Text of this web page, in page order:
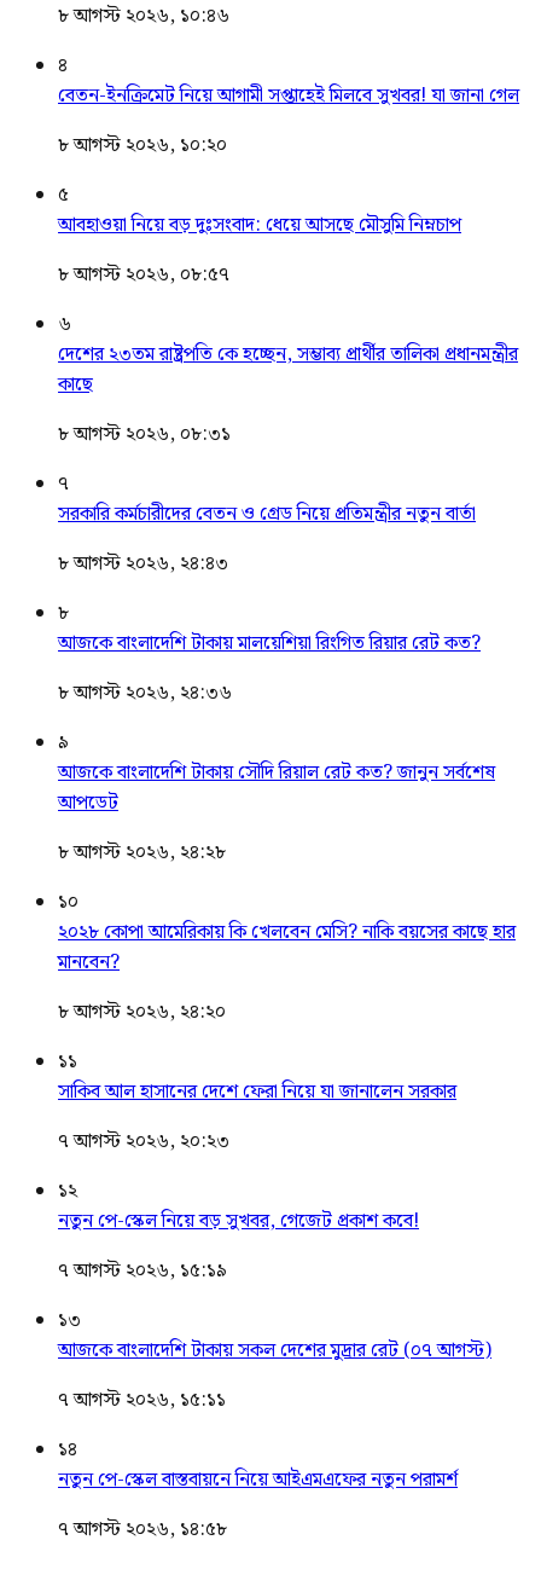
৮ আগস্ট ২০২৬, ১০:৪৬
৪
বেতন-ইনক্রিমেট নিয়ে আগামী সপ্তাহেই মিলবে সুখবর! যা জানা গেল
৮ আগস্ট ২০২৬, ১০:২০
৫
আবহাওয়া নিয়ে বড় দুঃসংবাদ: ধেয়ে আসছে মৌসুমি নিম্নচাপ
৮ আগস্ট ২০২৬, ০৮:৫৭
৬
দেশের ২৩তম রাষ্ট্রপতি কে হচ্ছেন, সম্ভাব্য প্রার্থীর তালিকা প্রধানমন্ত্রীর
কাছে
৮ আগস্ট ২০২৬, ০৮:৩১
৭
সরকারি কর্মচারীদের বেতন ও গ্রেড নিয়ে প্রতিমন্ত্রীর নতুন বার্তা
৮ আগস্ট ২০২৬, ২৪:৪৩
৮
আজকে বাংলাদেশি টাকায় মালয়েশিয়া রিংগিত রিয়ার রেট কত?
৮ আগস্ট ২০২৬, ২৪:৩৬
৯
আজকে বাংলাদেশি টাকায় সৌদি রিয়াল রেট কত? জানুন সর্বশেষ
আপডেট
৮ আগস্ট ২০২৬, ২৪:২৮
১০
২০২৮ কোপা আমেরিকায় কি খেলবেন মেসি? নাকি বয়সের কাছে হার
মানবেন?
৮ আগস্ট ২০২৬, ২৪:২০
১১
সাকিব আল হাসানের দেশে ফেরা নিয়ে যা জানালেন সরকার
৭ আগস্ট ২০২৬, ২০:২৩
১২
নতুন পে-স্কেল নিয়ে বড় সুখবর, গেজেট প্রকাশ কবে!
৭ আগস্ট ২০২৬, ১৫:১৯
১৩
আজকে বাংলাদেশি টাকায় সকল দেশের মুদ্রার রেট (০৭ আগস্ট)
৭ আগস্ট ২০২৬, ১৫:১১
১৪
নতুন পে-স্কেল বাস্তবায়নে নিয়ে আইএমএফের নতুন পরামর্শ
৭ আগস্ট ২০২৬, ১৪:৫৮